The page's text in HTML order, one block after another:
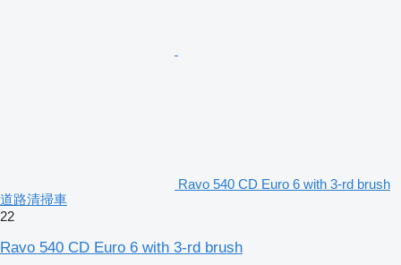
Ravo 540 CD Euro 6 with 3-rd brush
道路清掃車
22
Ravo 540 CD Euro 6 with 3-rd brush